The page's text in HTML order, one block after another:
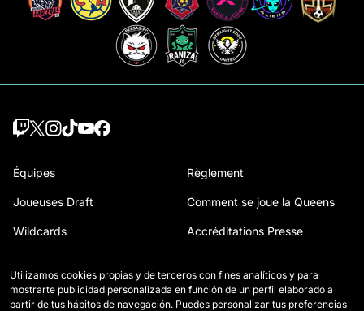
Équipes
Joueuses Draft
Wildcards
Classement
Règlement
Comment se joue la Queens
Accréditations Presse
Travailler avec nous
Utilizamos cookies propias y de terceros con fines analíticos y para
mostrarte publicidad personalizada en función de un perfil elaborado a
partir de tus hábitos de navegación. Puedes personalizar tus preferencias